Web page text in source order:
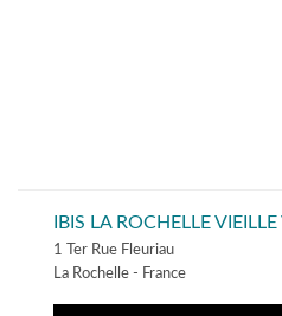
IBIS LA ROCHELLE
1 Ter Rue Fleuriau
La Rochelle - France